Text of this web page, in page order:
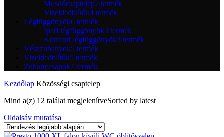
Mosdócsaptelep7 termék
Vizeldeöblítők4 termék
Légfüggönyök6 termék
Ipari légfüggönyök3 termék
Komfort légfüggönyök3 termék
Vészzuhanyok5 termék
Vizeldeöblítők5 termék
Zuhanycsapok7 termék
Kezdőlap Közösségi csaptelep
Mind a(z) 12 találat megjelenítveSorted by latest
Oldalsáv mutatása